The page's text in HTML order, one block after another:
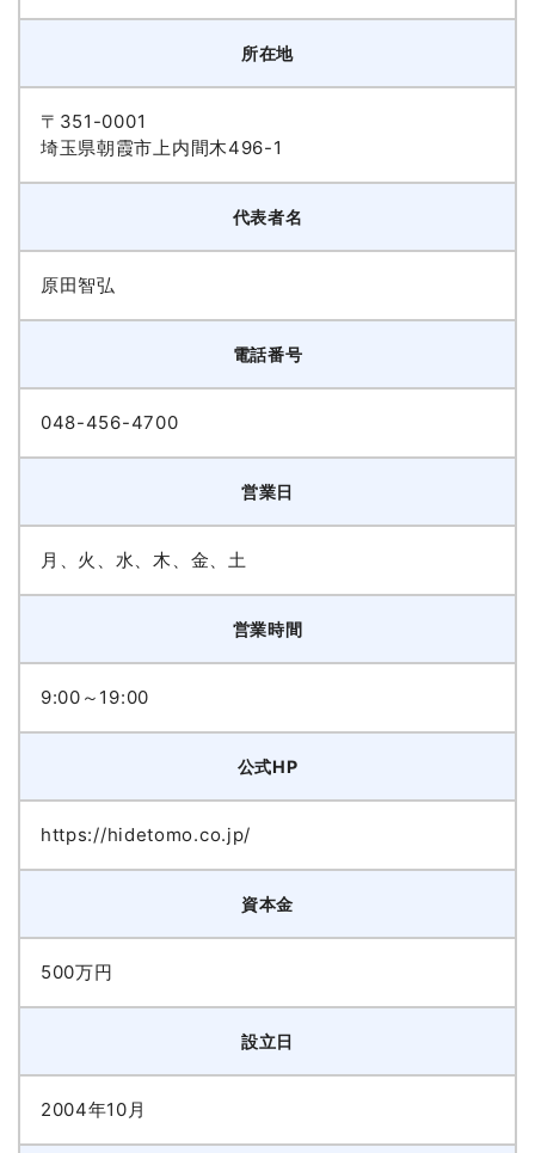
所在地
〒351-0001
埼玉県朝霞市上内間木496-1
代表者名
原田智弘
電話番号
048-456-4700
営業日
月、火、水、木、金、土
営業時間
9:00～19:00
公式HP
https://hidetomo.co.jp/
資本金
500万円
設立日
2004年10月